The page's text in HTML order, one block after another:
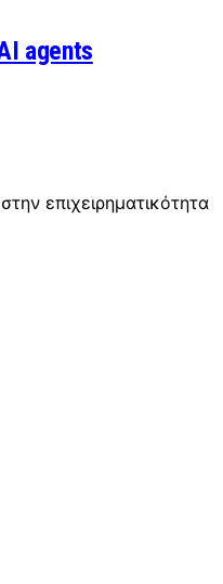
agents
επιχειρηματικότητα